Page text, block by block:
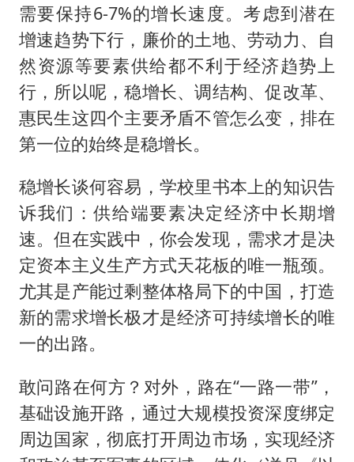
需要保持6-7%的增长速度。考虑到潜在
增速趋势下行，廉价的土地、劳动力、自
然资源等要素供给都不利于经济趋势上
行，所以呢，稳增长、调结构、促改革、
惠民生这四个主要矛盾不管怎么变，排在
第一位的始终是稳增长。
稳增长谈何容易，学校里书本上的知识告
诉我们：供给端要素决定经济中长期增
速。但在实践中，你会发现，需求才是决
定资本主义生产方式天花板的唯一瓶颈。
尤其是产能过剩整体格局下的中国，打造
新的需求增长极才是经济可持续增长的唯
一的出路。
敢问路在何方？对外，路在“一路一带”，
基础设施开路，通过大规模投资深度绑定
周边国家，彻底打开周边市场，实现经济